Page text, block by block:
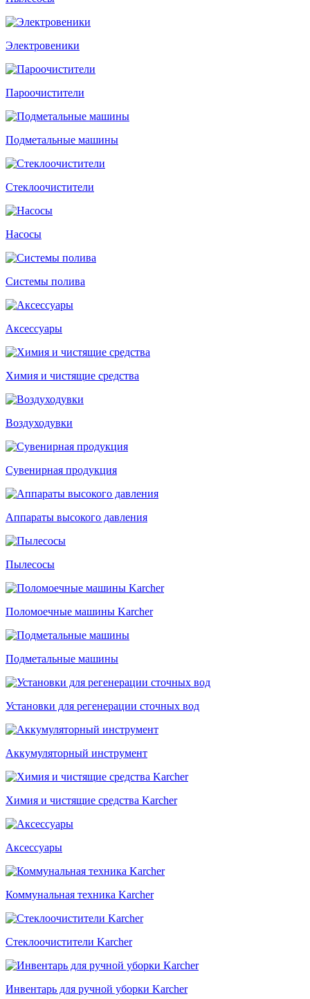
Электровеники
Пароочистители
Подметальные машины
Стеклоочистители
Насосы
Системы полива
Аксессуары
Химия и чистящие средства
Воздуходувки
Сувенирная продукция
Аппараты высокого давления
Пылесосы
Поломоечные машины Karcher
Подметальные машины
Установки для регенерации сточных вод
Аккумуляторный инструмент
Химия и чистящие средства Karcher
Аксессуары
Коммунальная техника Karcher
Стеклоочистители Karcher
Инвентарь для ручной уборки Karcher